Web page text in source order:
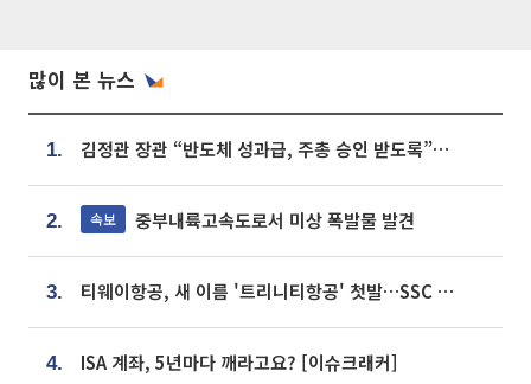
많이 본 뉴스
1. 김정관 장관 “반도체 성과급, 주총 승인 받도록”…상법·자본시장법 개정 시사
2. 속보 중부내륙고속도로서 미상 폭발물 발견
3. 티웨이항공, 새 이름 '트리니티항공' 첫발…SSC 전략 본격화
4. ISA 계좌, 5년마다 깨라고요? [이슈크래커]